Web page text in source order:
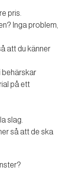
pris.
Inga problem,
att du känner
behärskar
på ett
slag.
så att de ska